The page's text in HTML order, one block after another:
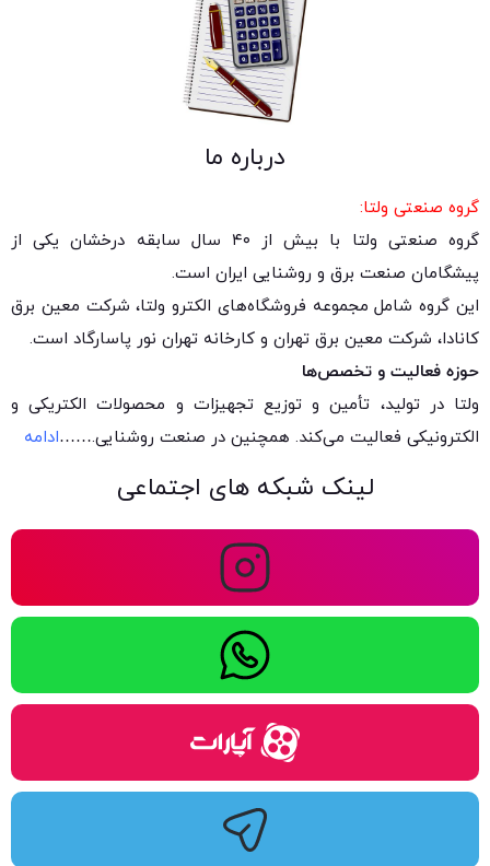
درباره ما
گروه صنعتی ولتا:
گروه صنعتی ولتا با بیش از ۴۰ سال سابقه درخشان یکی از
پیشگامان صنعت برق و روشنایی ایران است.
این گروه شامل مجموعه فروشگاه‌های الکترو ولتا، شرکت معین برق
کانادا، شرکت معین برق تهران و کارخانه تهران نور پاسارگاد است.
حوزه فعالیت و تخصص‌ها
ولتا در تولید، تأمین و توزیع تجهیزات و محصولات الکتریکی و
الکترونیکی فعالیت می‌کند. همچنین در صنعت روشنایی.……ادامه
لینک شبکه های اجتماعی